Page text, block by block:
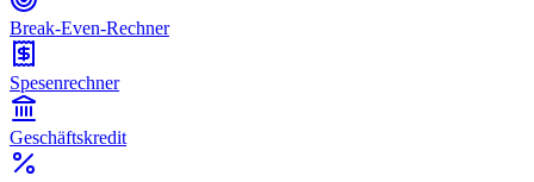
Break-Even-Rechner
Spesenrechner
Geschäftskredit